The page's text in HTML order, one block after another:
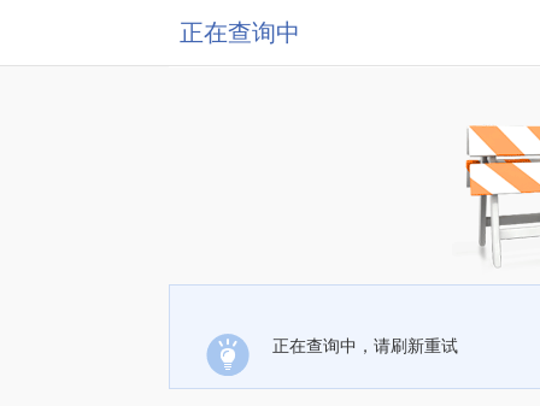
正在查询中
正在查询中，请刷新重试